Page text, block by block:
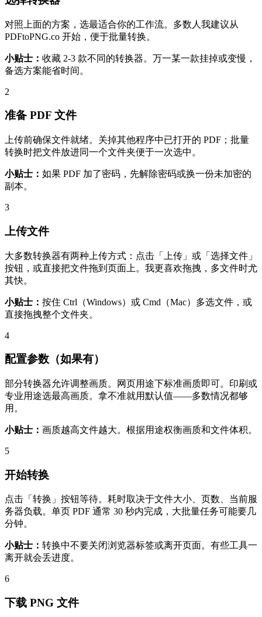
对照上面的方案，选最适合你的工作流。多数人我建议从
PDFtoPNG.co 开始，便于批量转换。
小贴士： 收藏 2-3 款不同的转换器。万一某一款挂掉或变慢，
备选方案能省时间。
2
准备 PDF 文件
上传前确保文件就绪。关掉其他程序中已打开的 PDF；批量
转换时把文件放进同一个文件夹便于一次选中。
小贴士： 如果 PDF 加了密码，先解除密码或换一份未加密的
副本。
3
上传文件
大多数转换器有两种上传方式：点击「上传」或「选择文件」
按钮，或直接把文件拖到页面上。我更喜欢拖拽，多文件时尤
其快。
小贴士： 按住 Ctrl（Windows）或 Cmd（Mac）多选文件，或
直接拖拽整个文件夹。
4
配置参数（如果有）
部分转换器允许调整画质。网页用途下标准画质即可。印刷或
专业用途选最高画质。拿不准就用默认值——多数情况都够
用。
小贴士： 画质越高文件越大。根据用途权衡画质和文件体积。
5
开始转换
点击「转换」按钮等待。耗时取决于文件大小、页数、当前服
务器负载。单页 PDF 通常 30 秒内完成，大批量任务可能要几
分钟。
小贴士： 转换中不要关闭浏览器标签或离开页面。有些工具一
离开就会丢进度。
6
下载 PNG 文件